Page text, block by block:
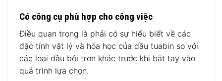
Có công cụ phù hợp cho công việc
Điều quan trọng là phải có sự hiểu biết về các
đặc tính vật lý và hóa học của dầu tuabin so với
các loại dầu bôi trơn khác trước khi bắt tay vào
quá trình lựa chọn.